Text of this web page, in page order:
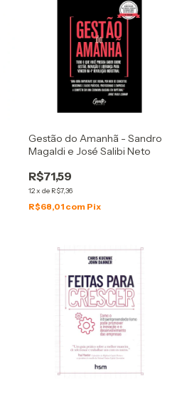
Gestão do Amanhã - Sandro
Magaldi e José Salibi Neto
R$71,59
12x de R$7,36
R$68,01 com Pix